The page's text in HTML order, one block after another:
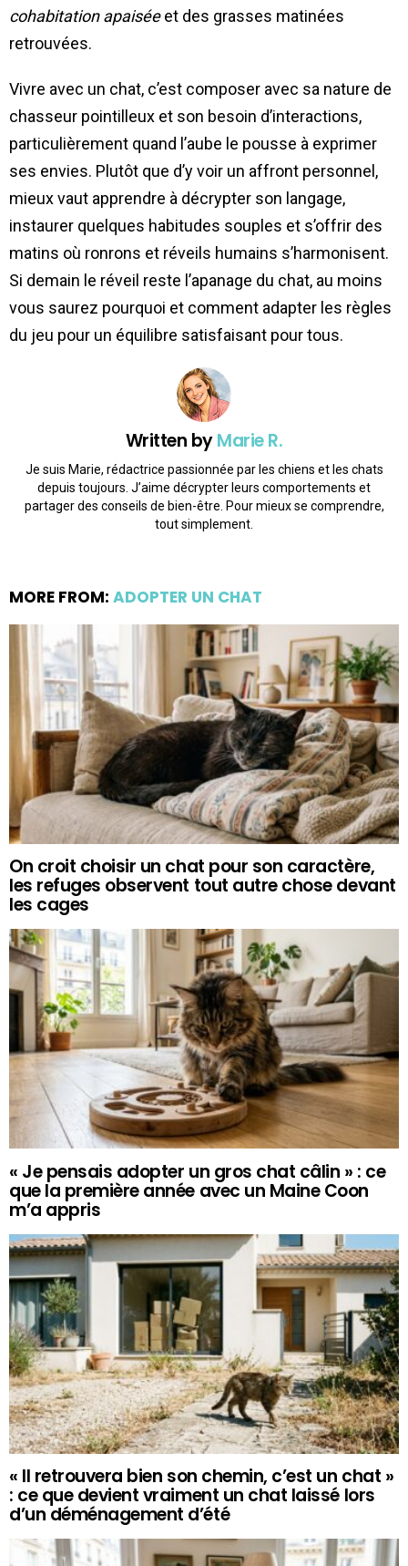
cohabitation apaiséeet des grasses matinées
retrouvées.
Vivre avec un chat, c’est composer avec sa nature de
chasseur pointilleux et son besoin d’interactions,
particulièrement quand l’aube le pousse à exprimer
ses envies. Plutôt que d’y voir un affront personnel,
mieux vaut apprendre à décrypter son langage,
instaurer quelques habitudes souples et s’offrir des
matins où ronrons et réveils humains s’harmonisent.
Si demain le réveil reste l’apanage du chat, au moins
vous saurez pourquoi et comment adapter les règles
du jeu pour un équilibre satisfaisant pour tous.
Written byMarie R.
Je suis Marie, rédactrice passionnée par les chiens et les chats
depuis toujours. J’aime décrypter leurs comportements et
partager des conseils de bien-être. Pour mieux se comprendre,
tout simplement.
MORE FROM: ADOPTER UN CHAT
On croit choisir un chat pour son caractère,
les refuges observent tout autre chose devant
les cages
« Je pensais adopter un gros chat câlin » : ce
que la première année avec un Maine Coon
m’a appris
« Il retrouvera bien son chemin, c’est un chat »
: ce que devient vraiment un chat laissé lors
d’un déménagement d’été